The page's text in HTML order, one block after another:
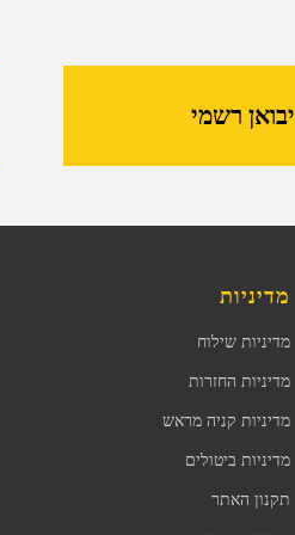
יבואן רשמי
מדיניות
מדיניות שילוח
מדיניות החזרות
מדיניות קניה מראש
מדיניות ביטולים
תקנון האתר